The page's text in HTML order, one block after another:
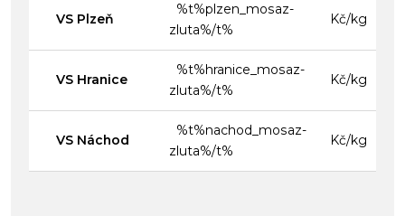
VS Plzeň
%t%plzen_mosaz-
zluta%/t%
Kč/kg
VS Hranice
%t%hranice_mosaz-
zluta%/t%
Kč/kg
VS Náchod
%t%nachod_mosaz-
zluta%/t%
Kč/kg